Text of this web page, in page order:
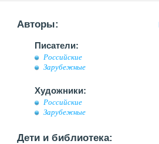
Авторы:
Писатели:
Российские
Зарубежные
Художники:
Российские
Зарубежные
Дети и библиотека: